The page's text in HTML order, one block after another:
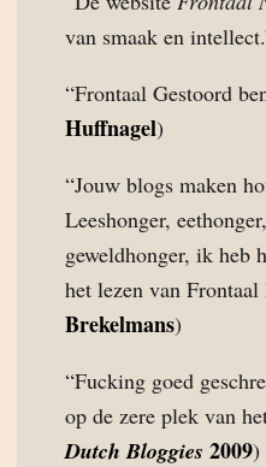
van smaak en
“Frontaal Gestoord
Huffnagel)
“Jouw blogs maken
Leeshonger,
geweldhonger, ik heb
het lezen van Frontaal
Brekelmans)
“Fucking goed
op de zere plek van
Dutch Bloggies 2009)